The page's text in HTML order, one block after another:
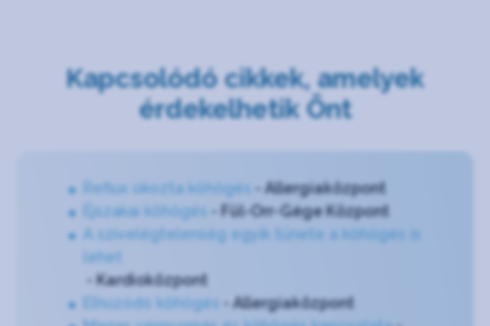
Kapcsolódó cikkek, amelyek
érdekelhetik Önt
Reflux okozta köhögés
- Allergiaközpont
Éjszakai köhögés
- Fül-Orr-Gége Központ
A szívelégtelenség egyik tünete a köhögés is
lehet
- Kardioközpont
Elhúzódó köhögés
- Allergiaközpont